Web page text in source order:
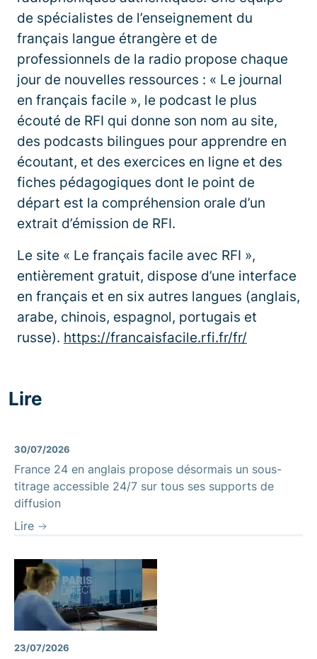
de spécialistes de l’enseignement du
français langue étrangère et de
professionnels de la radio propose chaque
jour de nouvelles ressources : « Le journal
en français facile », le podcast le plus
écouté de RFI qui donne son nom au site,
des podcasts bilingues pour apprendre en
écoutant, et des exercices en ligne et des
fiches pédagogiques dont le point de
départ est la compréhension orale d’un
extrait d’émission de RFI.
Le site « Le français facile avec RFI »,
entièrement gratuit, dispose d’une interface
en français et en six autres langues (anglais,
arabe, chinois, espagnol, portugais et
russe). https://francaisfacile.rfi.fr/fr/
Lire
30/07/2026
France 24 en anglais propose désormais un sous-
titrage accessible 24/7 sur tous ses supports de
diffusion
Lire
23/07/2026